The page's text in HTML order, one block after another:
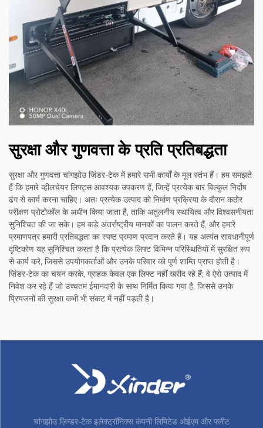
सुरक्षा और गुणवत्ता के प्रति प्रतिबद्धता
सुरक्षा और गुणवत्ता चांगझोउ ज़िंडर-टेक में हमारे सभी कार्यों के मूल स्तंभ हैं। हम समझते
हैं कि हमारे व्हीलचेयर लिफ्ट्स आवश्यक उपकरण हैं, जिन्हें प्रत्येक बार बिल्कुल निर्दोष
ढंग से कार्य करना चाहिए। अतः प्रत्येक उत्पाद को निर्माण प्रक्रिया के दौरान कठोर
परीक्षण प्रोटोकॉल के अधीन किया जाता है, ताकि अतुलनीय स्थायित्व और विश्वसनीयता
सुनिश्चित की जा सके। हम कड़े अंतर्राष्ट्रीय मानकों का पालन करते हैं, और हमारे
प्रमाणपत्र हमारी प्रतिबद्धता का स्पष्ट प्रमाण प्रदान करते हैं। यह अत्यंत सावधानीपूर्ण
दृष्टिकोण यह सुनिश्चित करता है कि प्रत्येक लिफ्ट विभिन्न परिस्थितियों में सुरक्षित रूप
से कार्य करे, जिससे उपयोगकर्ताओं और उनके परिवार को पूर्ण शाम्ति प्राप्त होती है।
ज़िंडर-टेक का चयन करके, ग्राहक केवल एक लिफ्ट नहीं खरीद रहे हैं; वे ऐसे उत्पाद में
निवेश कर रहे हैं जो उच्चतम ईमानदारी के साथ निर्मित किया गया है, जिससे उनके
प्रियजनों की सुरक्षा कभी भी संकट में नहीं पड़ती है।
चांगझोउ ज़िन्डर-टेक इलेक्ट्रॉनिक्स कंपनी लिमिटेड ओईएम और फ्लीट